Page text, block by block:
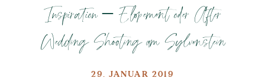
Inspiration – Elopement oder After
Wedding Shooting am Sylvenstein
29. JANUAR 2019